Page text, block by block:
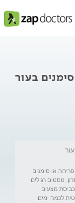
בעור
או סימנים
טסטים רגילים
כביסת מצעים
לכמה ימים.